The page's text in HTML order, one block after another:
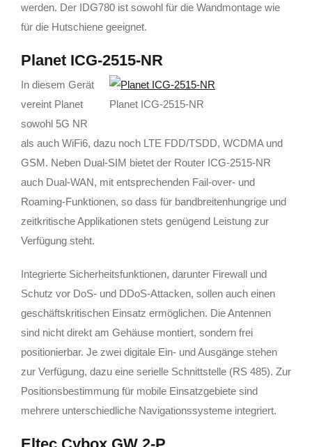
werden. Der IDG780 ist sowohl für die Wandmontage wie
für die Hutschiene geeignet.
Planet ICG-2515-NR
Planet ICG-2515-NR
In diesem Gerät
vereint Planet
sowohl 5G NR
als auch WiFi6, dazu noch LTE FDD/TSDD, WCDMA und
GSM. Neben Dual-SIM bietet der Router ICG-2515-NR
auch Dual-WAN, mit entsprechenden Fail-over- und
Roaming-Funktionen, so dass für bandbreitenhungrige und
zeitkritische Applikationen stets genügend Leistung zur
Verfügung steht.
Integrierte Sicherheitsfunktionen, darunter Firewall und
Schutz vor DoS- und DDoS-Attacken, sollen auch einen
geschäftskritischen Einsatz ermöglichen. Die Antennen
sind nicht direkt am Gehäuse montiert, sondern frei
positionierbar. Je zwei digitale Ein- und Ausgänge stehen
zur Verfügung, dazu eine serielle Schnittstelle (RS 485). Zur
Positionsbestimmung für mobile Einsatzgebiete sind
mehrere unterschiedliche Navigationssysteme integriert.